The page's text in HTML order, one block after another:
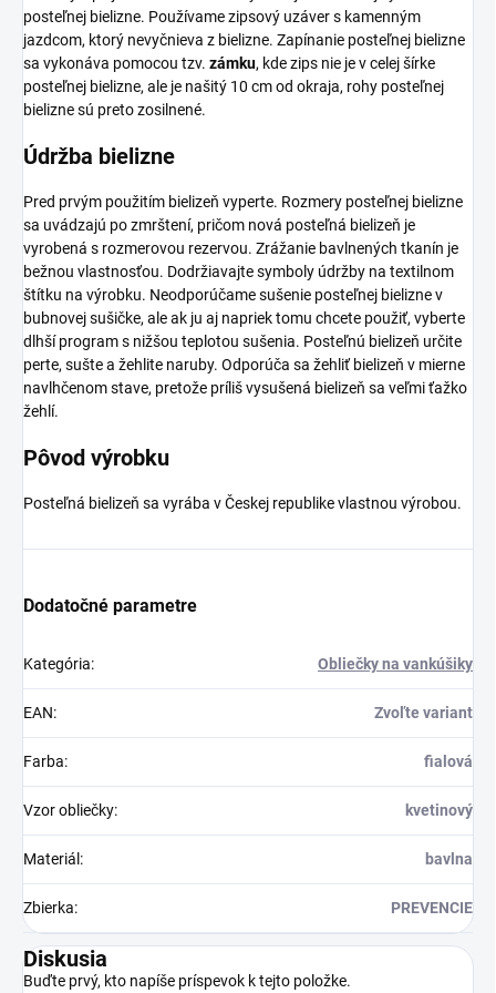
posteľnej bielizne. Používame zipsový uzáver s kamenným
jazdcom, ktorý nevyčnieva z bielizne. Zapínanie posteľnej bielizne
sa vykonáva pomocou tzv. zámku, kde zips nie je v celej šírke
posteľnej bielizne, ale je našitý 10 cm od okraja, rohy posteľnej
bielizne sú preto zosilnené.
Údržba bielizne
Pred prvým použitím bielizeň vyperte. Rozmery posteľnej bielizne
sa uvádzajú po zmrštení, pričom nová posteľná bielizeň je
vyrobená s rozmerovou rezervou. Zrážanie bavlnených tkanín je
bežnou vlastnosťou. Dodržiavajte symboly údržby na textilnom
štítku na výrobku. Neodporúčame sušenie posteľnej bielizne v
bubnovej sušičke, ale ak ju aj napriek tomu chcete použiť, vyberte
dlhší program s nižšou teplotou sušenia. Posteľnú bielizeň určite
perte, sušte a žehlite naruby. Odporúča sa žehliť bielizeň v mierne
navlhčenom stave, pretože príliš vysušená bielizeň sa veľmi ťažko
žehlí.
Pôvod výrobku
Posteľná bielizeň sa vyrába v Českej republike vlastnou výrobou.
Dodatočné parametre
Kategória: Obliečky na vankúšiky
EAN: Zvoľte variant
Farba: fialová
Vzor obliečky: kvetinový
Materiál : bavlna
Zbierka: PREVENCIE
Diskusia
Buďte prvý, kto napíše príspevok k tejto položke.